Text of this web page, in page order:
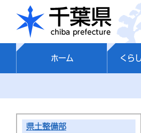
千葉県
ホーム くら
県土整備部